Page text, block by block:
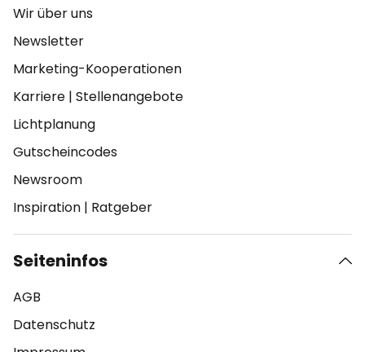
Wir über uns
Newsletter
Marketing-Kooperationen
Karriere | Stellenangebote
Lichtplanung
Gutscheincodes
Newsroom
Inspiration | Ratgeber
Seiteninfos
AGB
Datenschutz